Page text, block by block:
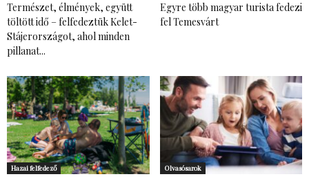
Természet, élmények, együtt
töltött idő – felfedeztük Kelet-
Stájerországot, ahol minden
pillanat...
Egyre több magyar turista fedezi
fel Temesvárt
Hazai felfedező Olvasósarok